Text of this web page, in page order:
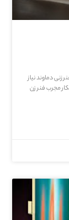
زنی دماوند نیاز
مجرب فنر زن